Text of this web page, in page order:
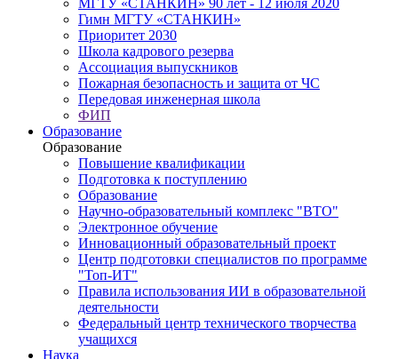
МГТУ «СТАНКИН» 90 лет - 12 июля 2020
Гимн МГТУ «СТАНКИН»
Приоритет 2030
Школа кадрового резерва
Ассоциация выпускников
Пожарная безопасность и защита от ЧС
Передовая инженерная школа
ФИП
Образование
Образование
Повышение квалификации
Подготовка к поступлению
Образование
Научно-образовательный комплекс "ВТО"
Электронное обучение
Инновационный образовательный проект
Центр подготовки специалистов по программе
"Топ-ИТ"
Правила использования ИИ в образовательной
деятельности
Федеральный центр технического творчества
учащихся
Наука